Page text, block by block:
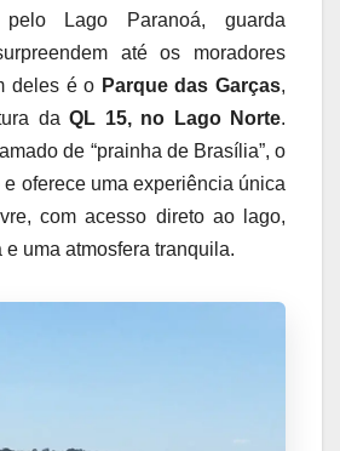
Lago Paranoá, guarda
até os moradores
deles é o Parque das Garças,
da QL 15, no Lago Norte.
de “prainha de Brasília”, o
oferece uma experiência única
com acesso direto ao lago,
uma atmosfera tranquila.